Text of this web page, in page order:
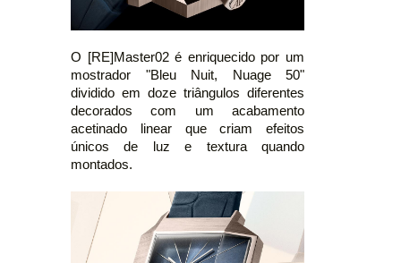
O [RE]Master02 é enriquecido por um
mostrador "Bleu Nuit, Nuage 50"
dividido em doze triângulos diferentes
decorados com um acabamento
acetinado linear que criam efeitos
únicos de luz e textura quando
montados.